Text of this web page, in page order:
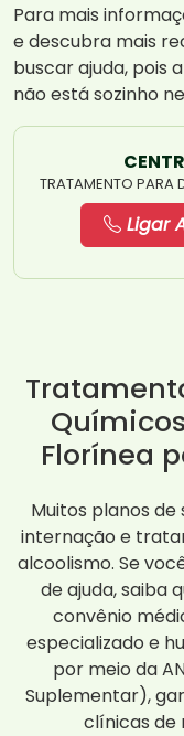
Para mais
e descubra mais
buscar ajuda, pois
não está sozinho
TRATAMENTO PARA
Ligar
Florínea
Muitos planos
internação e
alcoolismo. Se
de ajuda, saiba
convênio
especializado e
por meio da
Suplementar),
clínicas de